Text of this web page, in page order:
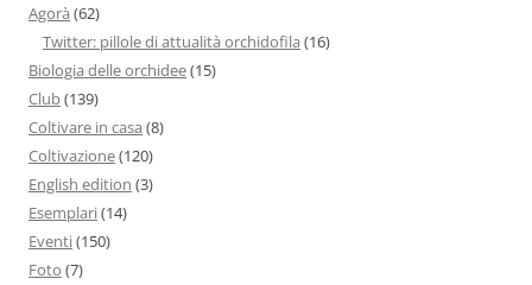
Agorà (62)
Twitter: pillole di attualità orchidofila (16)
Biologia delle orchidee(15)
Club(139)
Coltivare in casa (8)
Coltivazione(120)
English edition (3)
Esemplari(14)
Eventi(150)
Foto (7)